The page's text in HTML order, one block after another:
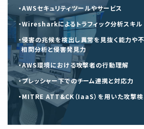
・AWSセキュリティツールやサービス
・Wiresharkによるトラフィック分析スキル
・侵害の兆候を検出し異常を見抜く能力や
相関分析と侵害発見力
・AWS環境における攻撃者の行動理解
・プレッシャー下でのチーム連携と対応力
・MITRE ATT&CK（IaaS）を用いた攻撃検